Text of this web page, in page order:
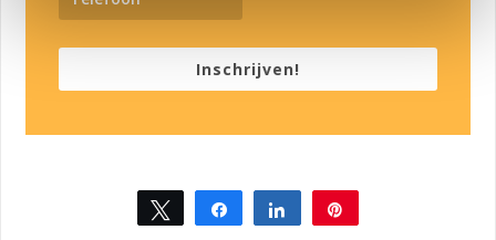
Inschrijven!
Tweet Share Share